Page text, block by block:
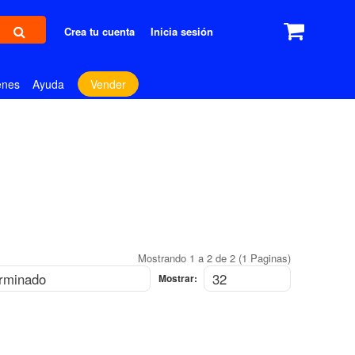
Crea tu cuenta Inicia sesión
Ayuda Vender
Mostrando 1 a 2 de 2 (1 Paginas)
Mostrar: